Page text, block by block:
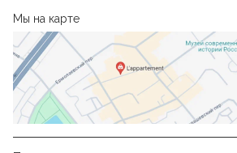
Мы на карте